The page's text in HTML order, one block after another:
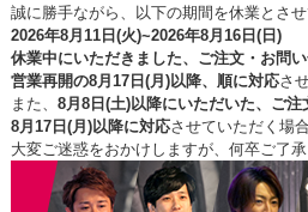
誠に勝手ながら、以下の期間を休業とさせ
2026年8月11日(火)~2026年8月16日(日)
休業中にいただきました、ご注文・お問い
営業再開の8月17日(月)以降、順に対応さ
また、 8月8日(土)以降にいただいた、ご注
8月17日(月)以降に対応させていただく場
大変ご迷惑をおかけしますが、 何卒ご了